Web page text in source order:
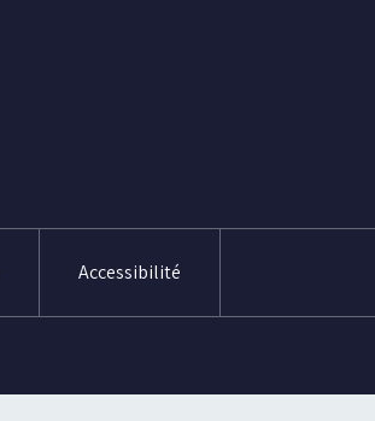
Accessibilité